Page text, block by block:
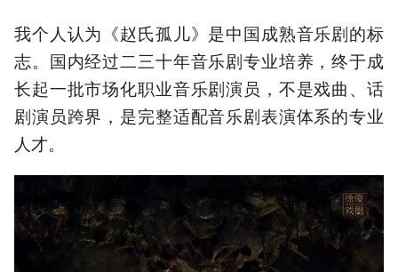
我个人认为《赵氏孤儿》是中国成熟音乐剧的标
志。国内经过二三十年音乐剧专业培养，终于成
长起一批市场化职业音乐剧演员，不是戏曲、话
剧演员跨界，是完整适配音乐剧表演体系的专业
人才。